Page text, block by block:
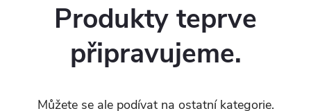
Produkty teprve
připravujeme.
Můžete se ale podívat na ostatní kategorie.